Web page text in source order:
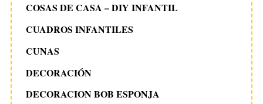
COSAS DE CASA – DIY INFANTIL
CUADROS INFANTILES
CUNAS
DECORACIÓN
DECORACION BOB ESPONJA